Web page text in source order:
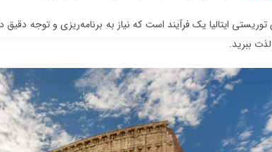
ایتالیا یک فرآیند است که نیاز به برنامه‌ریزی و توجه
ببرید.